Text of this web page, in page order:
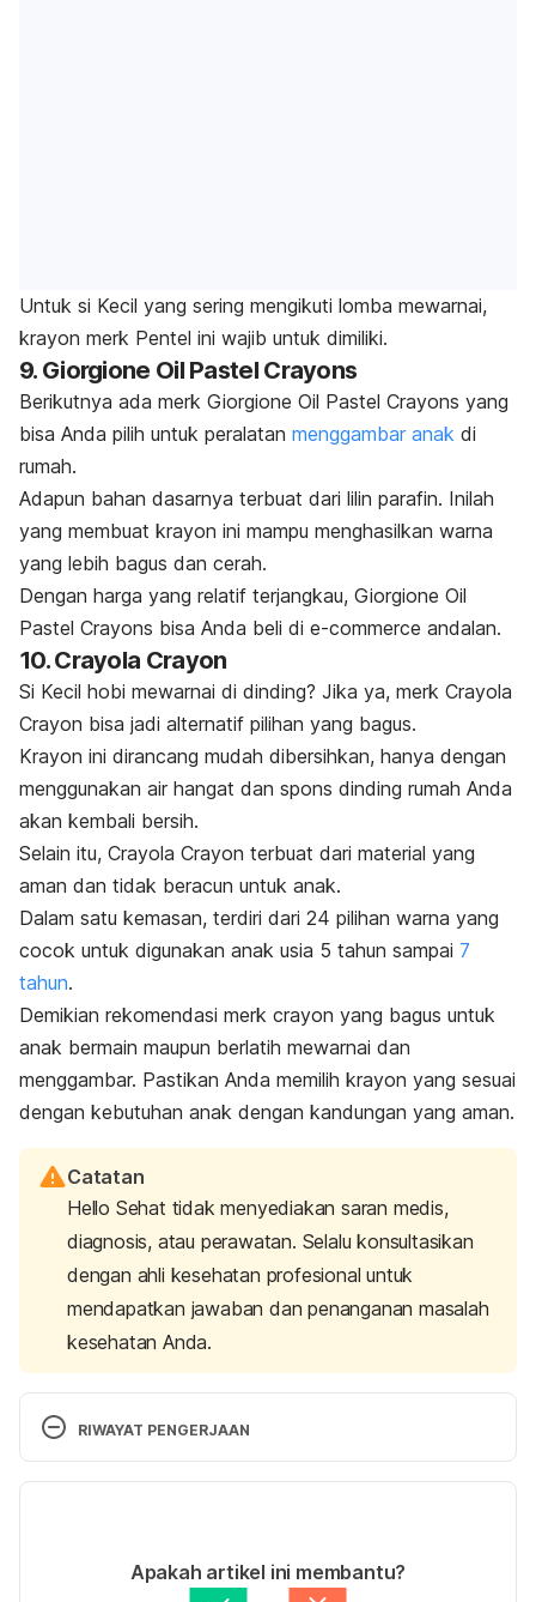
Untuk si Kecil yang sering mengikuti lomba mewarnai,
krayon merk Pentel ini wajib untuk dimiliki.
9. Giorgione Oil Pastel Crayons
Berikutnya ada merk Giorgione Oil Pastel Crayons yang
bisa Anda pilih untuk peralatan menggambar anak di
rumah.
Adapun bahan dasarnya terbuat dari lilin parafin. Inilah
yang membuat krayon ini mampu menghasilkan warna
yang lebih bagus dan cerah.
Dengan harga yang relatif terjangkau, Giorgione Oil
Pastel Crayons bisa Anda beli di e-commerce andalan.
10. Crayola Crayon
Si Kecil hobi mewarnai di dinding? Jika ya, merk Crayola
Crayon bisa jadi alternatif pilihan yang bagus.
Krayon ini dirancang mudah dibersihkan, hanya dengan
menggunakan air hangat dan spons dinding rumah Anda
akan kembali bersih.
Selain itu, Crayola Crayon terbuat dari material yang
aman dan tidak beracun untuk anak.
Dalam satu kemasan, terdiri dari 24 pilihan warna yang
cocok untuk digunakan anak usia 5 tahun sampai 7
tahun.
Demikian rekomendasi merk crayon yang bagus untuk
anak bermain maupun berlatih mewarnai dan
menggambar. Pastikan Anda memilih krayon yang sesuai
dengan kebutuhan anak dengan kandungan yang aman.
Catatan
Hello Sehat tidak menyediakan saran medis,
diagnosis, atau perawatan. Selalu konsultasikan
dengan ahli kesehatan profesional untuk
mendapatkan jawaban dan penanganan masalah
kesehatan Anda.
RIWAYAT PENGERJAAN
Ditulis oleh Adhenda Madarina
Fakta medis diperiksa oleh
Hello Sehat Medical
Apakah artikel ini membantu?